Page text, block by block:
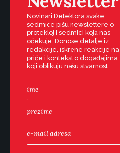
Novinari Detektora svake
sedmice pišu newslettere o
protekloj i sedmici koja nas
očekuje. Donose detalje iz
redakcije, iskrene reakcije na
priče i kontekst o događajima
koji oblikuju našu stvarnost.